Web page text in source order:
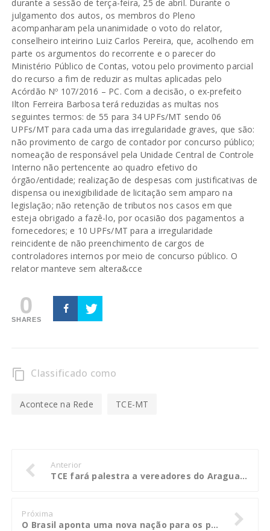
durante a sessão de terça-feira, 25 de abril. Durante o
julgamento dos autos, os membros do Pleno
acompanharam pela unanimidade o voto do relator,
conselheiro inteirino Luiz Carlos Pereira, que, acolhendo em
parte os argumentos do recorrente e o parecer do
Ministério Público de Contas, votou pelo provimento parcial
do recurso a fim de reduzir as multas aplicadas pelo
Acórdão Nº 107/2016 – PC. Com a decisão, o ex-prefeito
Ilton Ferreira Barbosa terá reduzidas as multas nos
seguintes termos: de 55 para 34 UPFs/MT sendo 06
UPFs/MT para cada uma das irregularidade graves, que são:
não provimento de cargo de contador por concurso público;
nomeação de responsável pela Unidade Central de Controle
Interno não pertencente ao quadro efetivo do
órgão/entidade; realização de despesas com justificativas de
dispensa ou inexigibilidade de licitação sem amparo na
legislação; não retenção de tributos nos casos em que
esteja obrigado a fazê-lo, por ocasião dos pagamentos a
fornecedores; e 10 UPFs/MT para a irregularidade
reincidente de não preenchimento de cargos de
controladores internos por meio de concurso público. O
relator manteve sem altera&cce
0
SHARES
content_copy Classificado como
Acontece na Rede TCE-MT
Anterior
TCE fará palestra a vereadores do Araguaia sobre VI e diárias
Próxima
O Brasil aponta uma nova nação para os próximos anos